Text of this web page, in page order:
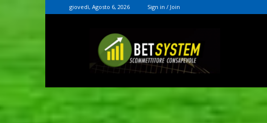
giovedì, Agosto 6, 2026 Sign in / Join
Christian
Rocconi